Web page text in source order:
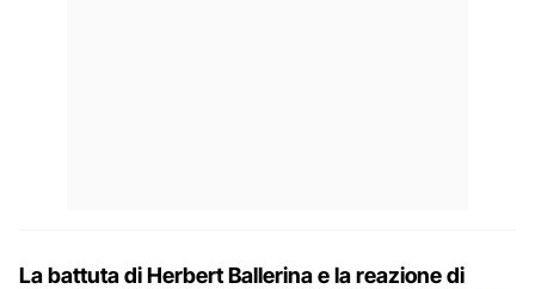
La battuta di Herbert Ballerina e la reazione di